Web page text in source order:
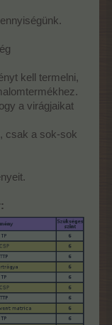
kell termelni,
a virágjaikat
csak a sok-sok